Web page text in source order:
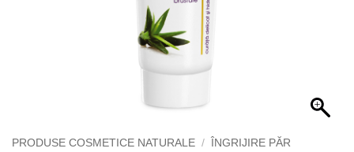
PRODUSE COSMETICE NATURALE / ÎNGRIJIRE PĂR